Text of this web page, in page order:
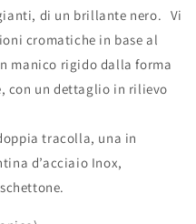
di un brillante nero. Vi
cromatiche in base al
manico rigido dalla forma
con un dettaglio in rilievo
tracolla, una in
d’acciaio Inox,